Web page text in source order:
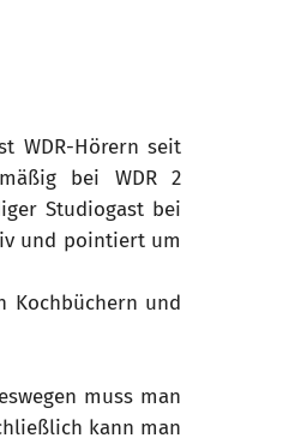
WDR-Hörern seit
bei WDR 2
Studiogast bei
und pointiert um
Kochbüchern und
muss man
kann man